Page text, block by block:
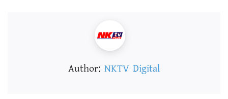
Author: NKTV Digital